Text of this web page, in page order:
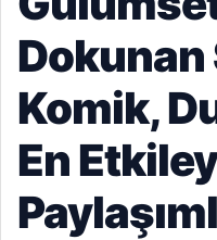
Dokunan
Komik,
En